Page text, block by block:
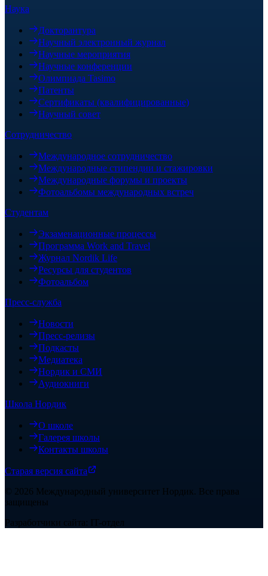
Наука
Докторантура
Научный электронный журнал
Научные мероприятия
Научные конференции
Олимпиада Tasimo
Патенты
Сертификаты (квалифицированные)
Научный совет
Сотрудничество
Международное сотрудничество
Международные стипендии и стажировки
Международные форумы и проекты
Фотоальбомы международных встреч
Студентам
Экзаменационные процессы
Программа Work and Travel
Журнал Nordik Life
Ресурсы для студентов
Фотоальбом
Пресс-служба
Новости
Пресс-релизы
Подкасты
Медиатека
Нордик и СМИ
Аудиокниги
Школа Нордик
О школе
Галерея школы
Контакты школы
Старая версия сайта
© 2026 Международный университет Нордик . Все права
защищены
Разработчики сайта: IT-отдел